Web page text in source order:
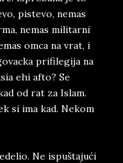
pistevo, nemas
nemas militarni
omca na vrat, i
prifilegija na
ehi afto? Se
od rat za Islam.
si ima kad. Nekom
Ne ispuštajući